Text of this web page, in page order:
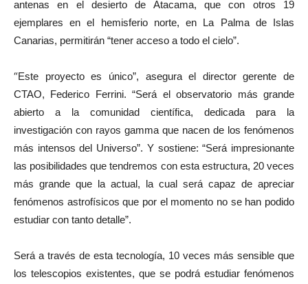
antenas en el desierto de Atacama, que con otros 19
ejemplares en el hemisferio norte, en La Palma de Islas
Canarias, permitirán “tener acceso a todo el cielo”.
“Este proyecto es único”, asegura el director gerente de
CTAO, Federico Ferrini. “Será el observatorio más grande
abierto a la comunidad científica, dedicada para la
investigación con rayos gamma que nacen de los fenómenos
más intensos del Universo”. Y sostiene: “Será impresionante
las posibilidades que tendremos con esta estructura, 20 veces
más grande que la actual, la cual será capaz de apreciar
fenómenos astrofísicos que por el momento no se han podido
estudiar con tanto detalle”.
Será a través de esta tecnología, 10 veces más sensible que
los telescopios existentes, que se podrá estudiar fenómenos